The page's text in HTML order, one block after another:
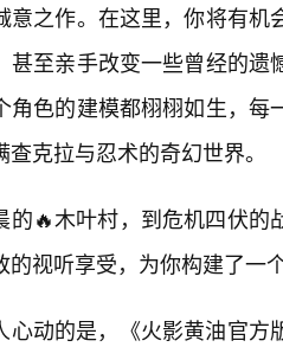
意之作。在这里，你将有
甚至亲手改变一些曾经的
角色的建模都栩栩如生，
查克拉与忍术的奇幻世界。
的🔥木叶村，到危机四伏
的视听享受，为你构建了一
心动的是，《火影黄油官